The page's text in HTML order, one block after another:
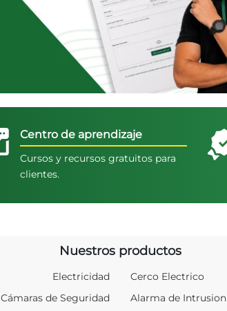
Centro de aprendizaje
Cursos y recursos gratuitos para
clientes.
Nuestros productos
Electricidad
Cámaras de Seguridad
Cerco Electrico
Alarma de Intrusion